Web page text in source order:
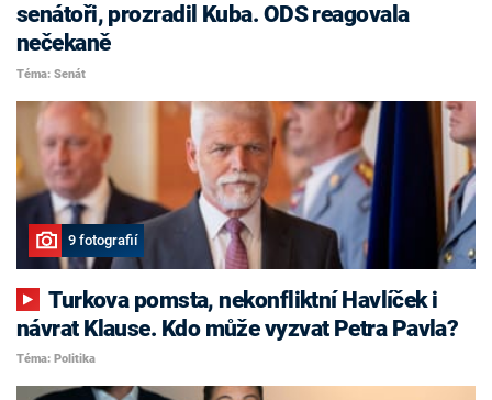
senátoři, prozradil Kuba. ODS reagovala
nečekaně
Téma: Senát
9 fotografií
Turkova pomsta, nekonfliktní Havlíček i
návrat Klause. Kdo může vyzvat Petra Pavla?
Téma: Politika